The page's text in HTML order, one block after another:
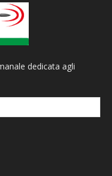
dedicata agli